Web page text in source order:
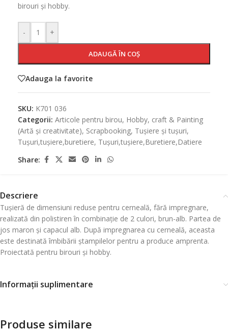
birouri și hobby.
- +
ADAUGĂ ÎN COȘ
Adauga la favorite
SKU: K701 036
Categorii: Articole pentru birou, Hobby, craft & Painting
(Artă și creativitate), Scrapbooking, Tușiere și tușuri,
Tușuri,tușiere,buretiere, Tușuri,tușiere,Buretiere,Datiere
Share:
Descriere
Tușieră de dimensiuni reduse pentru cerneală, fără impregnare,
realizată din polistiren în combinație de 2 culori, brun-alb. Partea de
jos maron și capacul alb. După impregnarea cu cerneală, aceasta
este destinată îmbibării ștampilelor pentru a produce amprenta.
Proiectată pentru birouri și hobby.
Informații suplimentare
Produse similare